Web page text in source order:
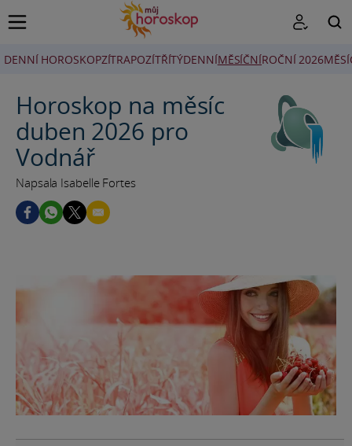
DENNÍ HOROSKOPZÍTRAPOZÍTŘÍTÝDENNÍMĚSÍČNÍROČNÍ 2026
Horoskop na měsíc
duben 2026 pro
Vodnář
Napsala Isabelle Fortes